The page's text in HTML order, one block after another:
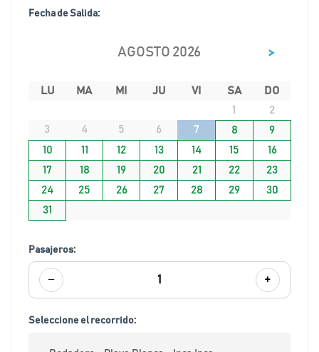
Fecha de Salida:
AGOSTO 2026 >
LU MA MI JU VI SA
DO
1
2
3
4 5 6 7 8
9
10
11 12 13 14 15
16
17
18 19 20 21 22
23
24
25 26 27 28 29
30
31
Pasajeros:
− 1 +
Seleccione el recorrido: